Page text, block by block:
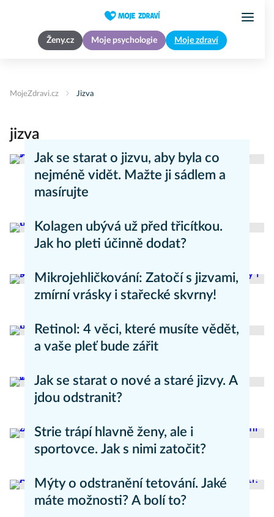
Ženy.cz Moje psychologie Moje zdraví
MojeZdravi.cz Jizva
jizva
Jak se starat o jizvu, aby byla co
nejméně vidět. Mažte ji sádlem a
masírujte
Kolagen ubývá už před třicítkou.
Jak ho pleti účinně dodat?
Mikrojehličkování: Zatočí s jizvami,
zmírní vrásky i stařecké skvrny!
Retinol: 4 věci, které musíte vědět,
a vaše pleť bude zářit
Jak se starat o nové a staré jizvy. A
jdou odstranit?
Strie trápí hlavně ženy, ale i
sportovce. Jak s nimi zatočit?
Mýty o odstranění tetování. Jaké
máte možnosti? A bolí to?